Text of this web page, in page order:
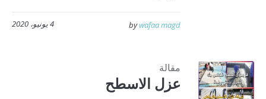
4 يونيو، 2020 bywafaa magd
مقالة
عزل الاسطح